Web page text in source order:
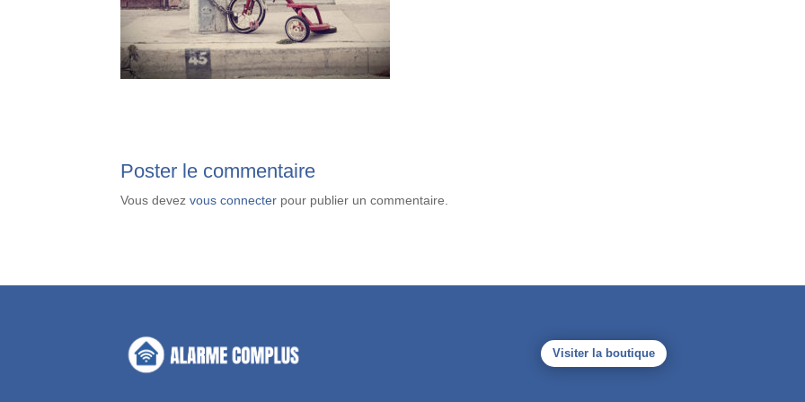
Poster le commentaire
Vous devezvous connecter pour publier un commentaire.
Visiter la boutique